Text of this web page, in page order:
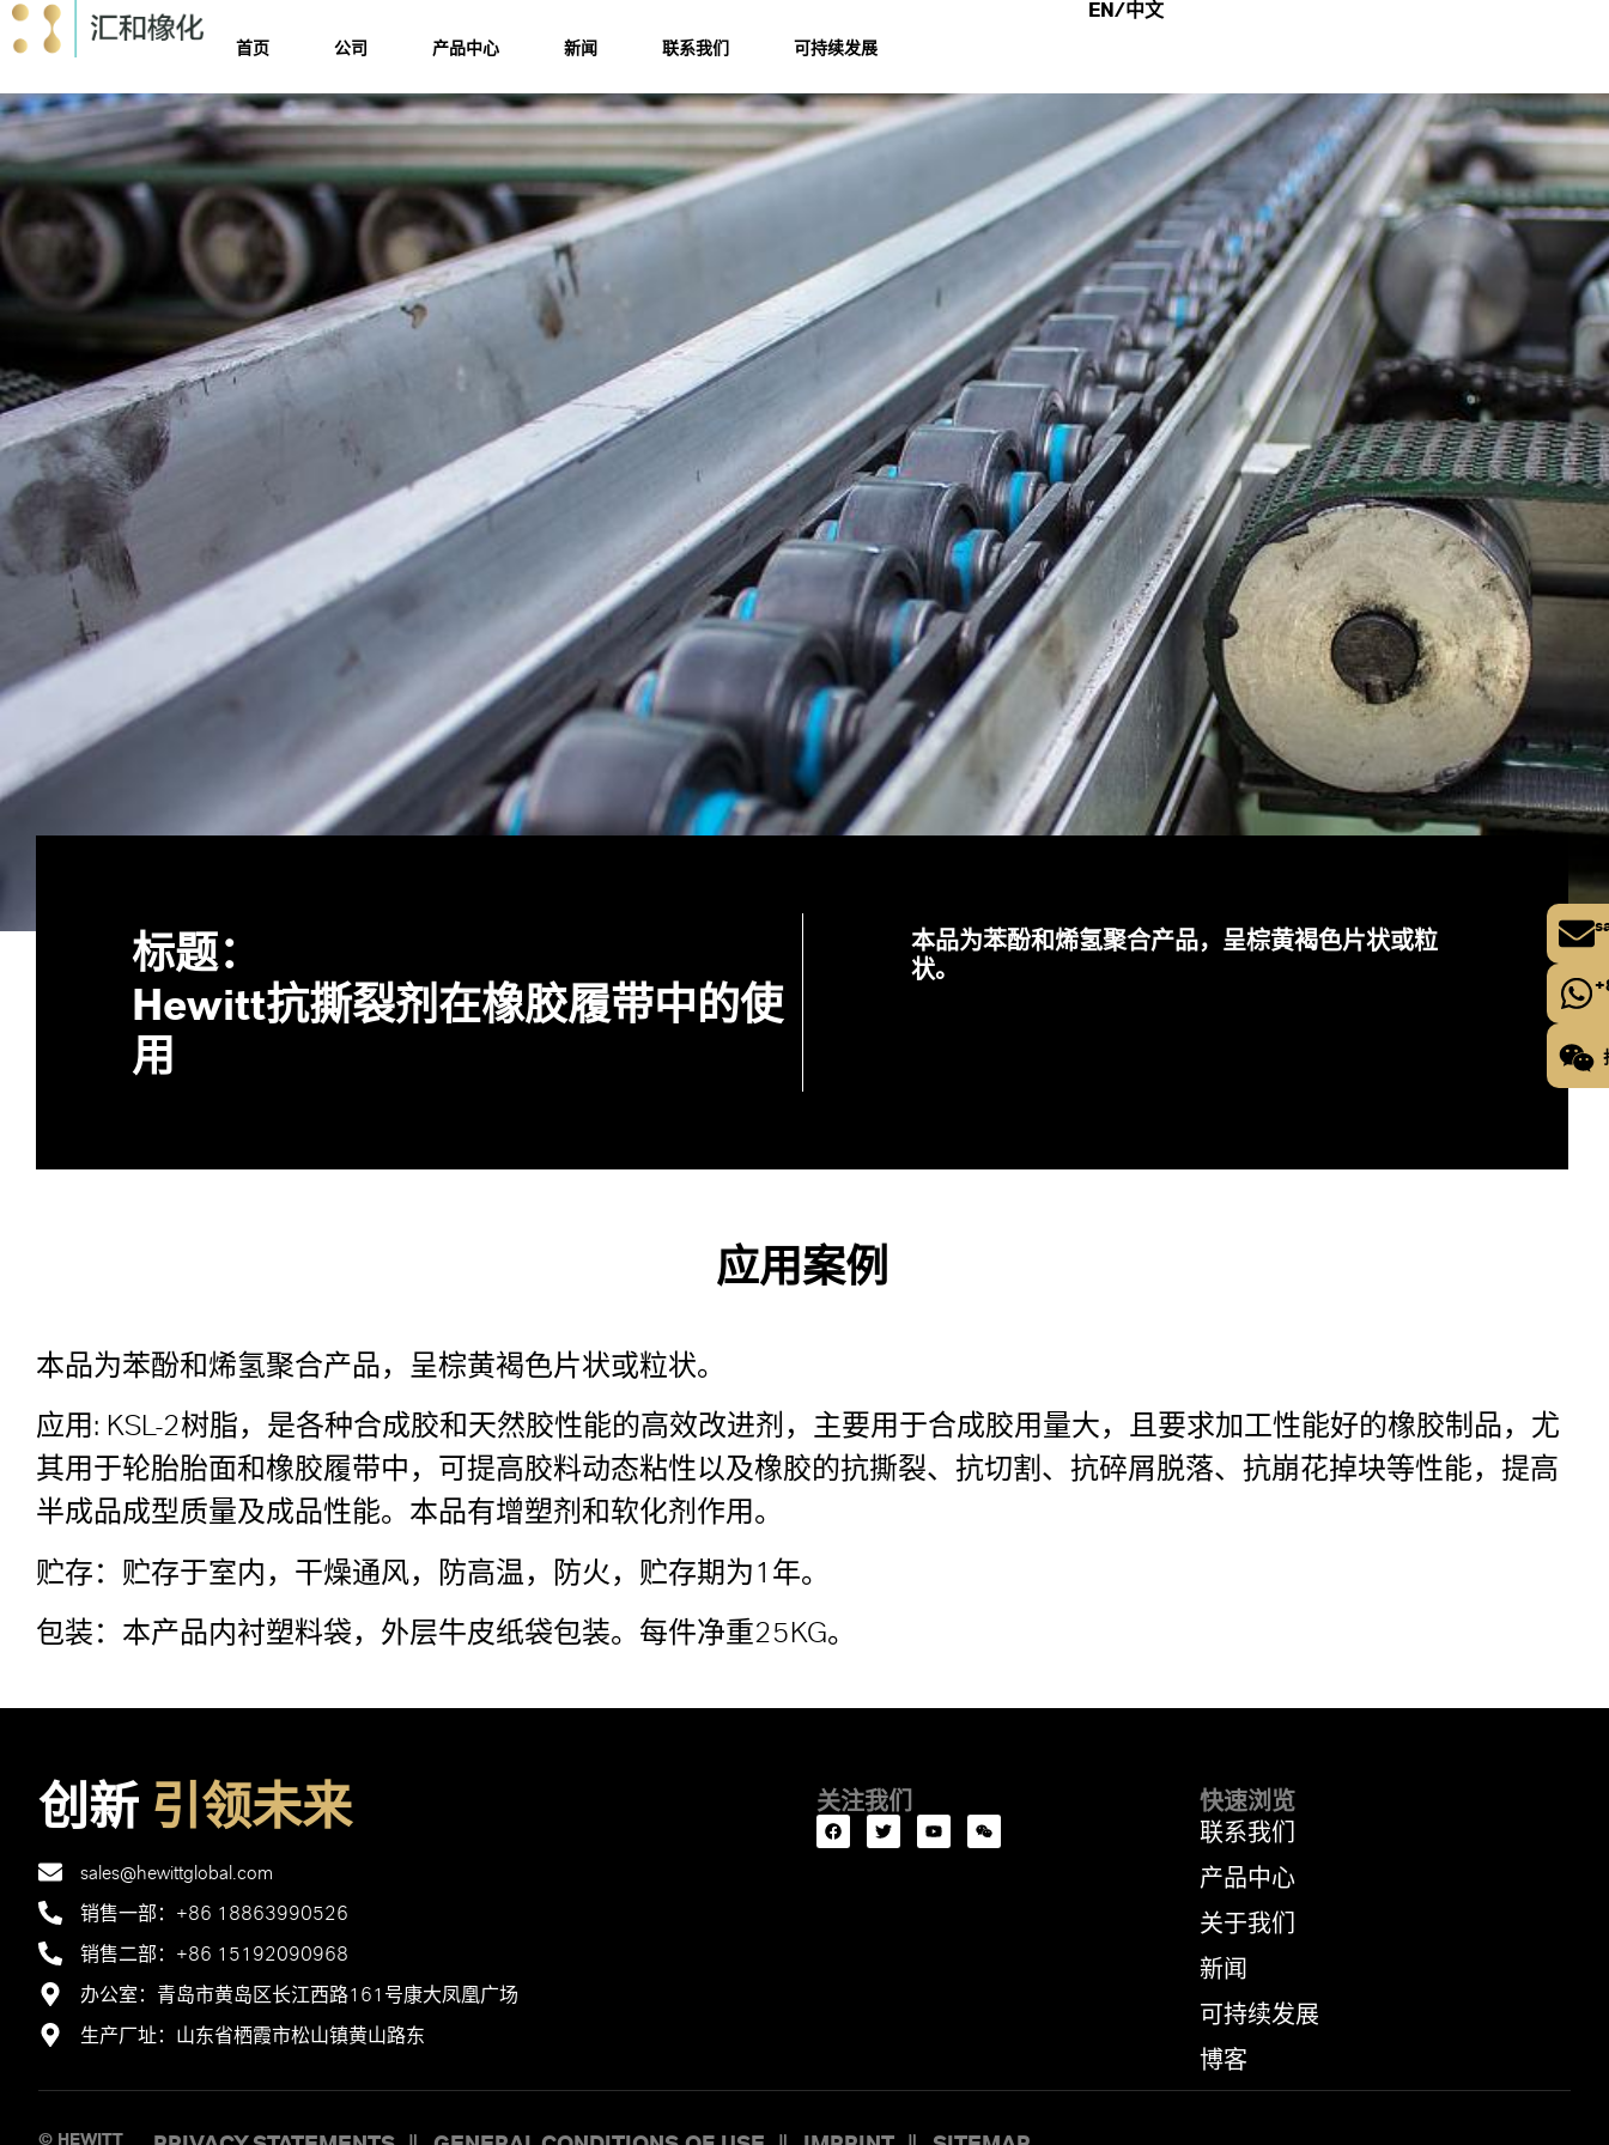
首页 公司 产品中心 新闻 联系我们 可持续发展
EN/中文
标题：
Hewitt抗撕裂剂在橡胶履带中的使
用
本品为苯酚和烯氢聚合产品，呈棕黄褐色片状或粒
状。
应用案例
本品为苯酚和烯氢聚合产品，呈棕黄褐色片状或粒状。
应用: KSL-2树脂，是各种合成胶和天然胶性能的高效改进剂，主要用于合成胶用量大，且要求加工性能好的橡胶制品，尤
其用于轮胎胎面和橡胶履带中，可提高胶料动态粘性以及橡胶的抗撕裂、抗切割、抗碎屑脱落、抗崩花掉块等性能，提高
半成品成型质量及成品性能。本品有增塑剂和软化剂作用。
贮存：贮存于室内，干燥通风，防高温，防火，贮存期为1年。
包装：本产品内衬塑料袋，外层牛皮纸袋包装。每件净重25KG。
创新 引领未来
sales@hewittglobal.com
销售一部：+86 18863990526
销售二部：+86 15192090968
办公室：青岛市黄岛区长江西路161号康大凤凰广场
生产厂址：山东省栖霞市松山镇黄山路东
关注我们 快速浏览
联系我们
产品中心
关于我们
新闻
可持续发展
博客
© HEWITT